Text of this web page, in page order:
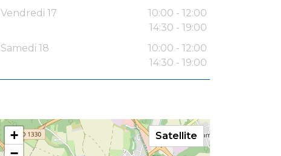
Vendredi 17
10:00 - 12:00
14:30 - 19:00
Samedi 18
10:00 - 12:00
14:30 - 19:00
+
Satellite